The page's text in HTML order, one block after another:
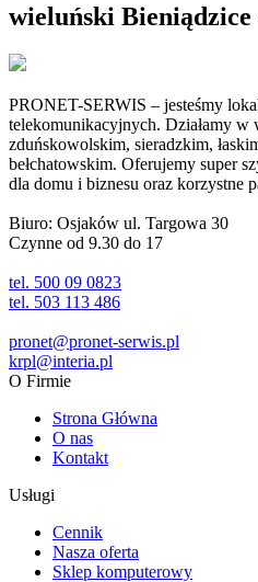
wieluński Bieniądzice
PRONET-SERWIS – jesteśmy
telekomunikacyjnych. Działamy w
zduńskowolskim, sieradzkim,
bełchatowskim. Oferujemy super
dla domu i biznesu oraz korzystne
Biuro: Osjaków ul. Targowa 30
Czynne od 9.30 do 17
tel. 500 09 0823
tel. 503 113 486
pronet@pronet-serwis.pl
krpl@interia.pl
O Firmie
Strona Główna
O nas
Kontakt
Usługi
Cennik
Nasza oferta
Sklep komputerowy